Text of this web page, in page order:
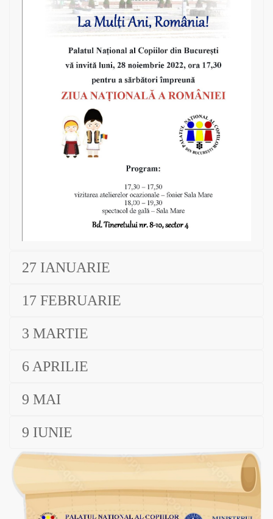
27 IANUARIE
17 FEBRUARIE
3 MARTIE
6 APRILIE
9 MAI
9 IUNIE